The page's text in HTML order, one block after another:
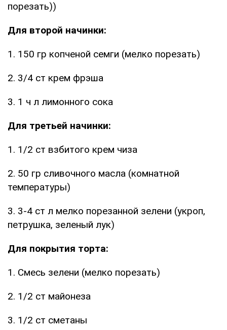
порезать))
Для второй начинки:
1. 150 гр копченой семги (мелко порезать)
2. 3/4 ст крем фрэша
3. 1 ч л лимонного сока
Для третьей начинки:
1. 1/2 ст взбитого крем чиза
2. 50 гр сливочного масла (комнатной
температуры)
3. 3-4 ст л мелко порезанной зелени (укроп,
петрушка, зеленый лук)
Для покрытия торта:
1. Смесь зелени (мелко порезать)
2. 1/2 ст майонеза
3. 1/2 ст сметаны